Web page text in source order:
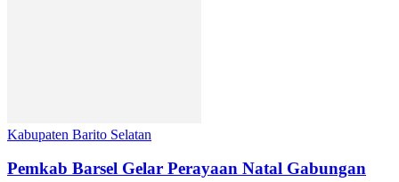
Kabupaten Barito Selatan
Pemkab Barsel Gelar Perayaan Natal Gabungan